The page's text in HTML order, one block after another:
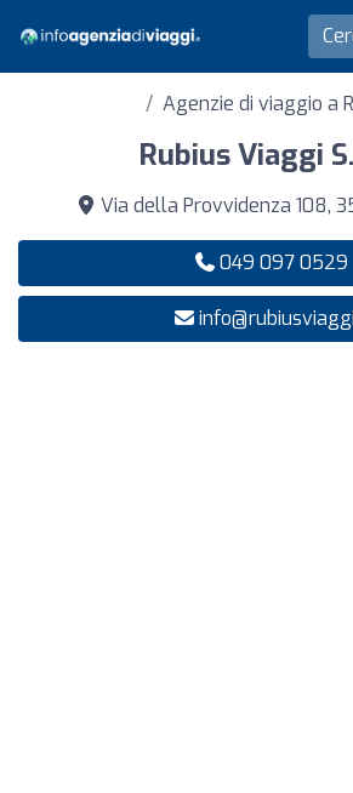
Agenzie di viaggio a
Rubius Viaggi
Via della Provvidenza 108,
049 097 0529